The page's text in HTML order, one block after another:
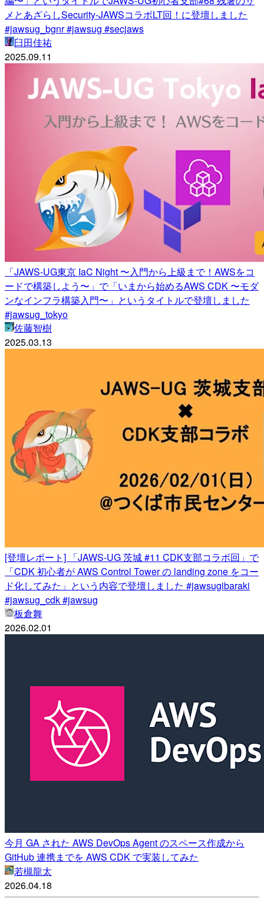
メとあざらしSecurity-JAWSコラボLT回！に登壇しました
#jawsug_bgnr #jawsug #secjaws
臼田佳祐
2025.09.11
「JAWS-UG東京 IaC Night 〜入門から上級まで！AWSをコ
ードで構築しよう〜」で「いまから始めるAWS CDK 〜モダ
ンなインフラ構築入門〜」というタイトルで登壇しました
#jawsug_tokyo
佐藤智樹
2025.03.13
[登壇レポート] 「JAWS-UG 茨城 #11 CDK支部コラボ回」で
「CDK 初心者が AWS Control Tower の landing zone をコー
ド化してみた」という内容で登壇しました #jawsugibaraki
#jawsug_cdk #jawsug
板倉舞
2026.02.01
今月 GA された AWS DevOps Agent のスペース作成から
GitHub 連携までを AWS CDK で実装してみた
若槻龍太
2026.04.18